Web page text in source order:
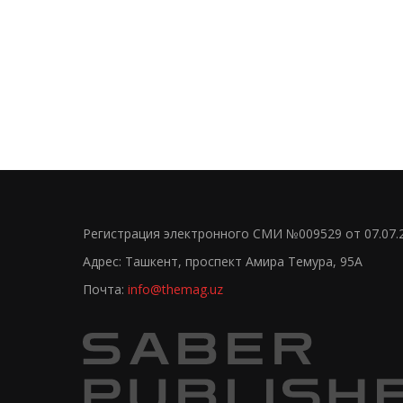
Регистрация электронного СМИ №009529 от
Адрес: Ташкент, проспект Амира Темура, 95А
Почта: info@themag.uz